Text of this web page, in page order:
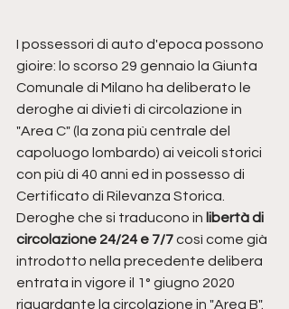
I possessori di auto d'epoca possono
gioire: lo scorso 29 gennaio la Giunta
Comunale di Milano ha deliberato le
deroghe ai divieti di circolazione in
"Area C" (la zona più centrale del
capoluogo lombardo) ai veicoli storici
con più di 40 anni ed in possesso di
Certificato di Rilevanza Storica.
Deroghe che si traducono in libertà di
circolazione 24/24 e 7/7 così come già
introdotto nella precedente delibera
entrata in vigore il 1° giugno 2020
riguardante la circolazione in "Area B".